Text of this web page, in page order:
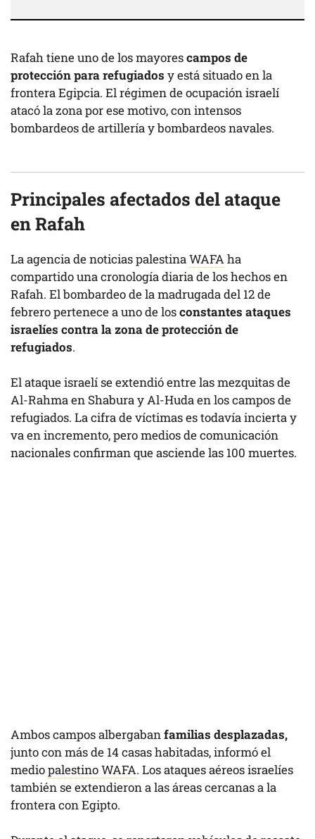
Rafah tiene uno de los mayorescampos de
protección para refugiados y está situado en la
frontera Egipcia. El régimen de ocupación israelí
atacó la zona por ese motivo, con intensos
bombardeos de artillería y bombardeos navales.
Principales afectados del ataque
en Rafah
La agencia de noticias palestina WAFA ha
compartido una cronología diaria de los hechos en
Rafah. El bombardeo de la madrugada del 12 de
febrero pertenece a uno de losconstantes ataques
israelíes contra la zona de protección de
refugiados.
El ataque israelí se extendió entre las mezquitas de
Al-Rahma en Shabura y Al-Huda en los campos de
refugiados. La cifra de víctimas es todavía incierta y
va en incremento, pero medios de comunicación
nacionales confirman que asciende las 100 muertes.
Ambos campos albergaban familias desplazadas,
junto con más de 14 casas habitadas, informó el
mediopalestino WAFA. Los ataques aéreos israelíes
también se extendieron a las áreas cercanas a la
frontera con Egipto.